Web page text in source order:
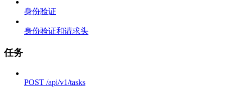
身份验证
身份验证和请求头
任务
POST /api/v1/tasks